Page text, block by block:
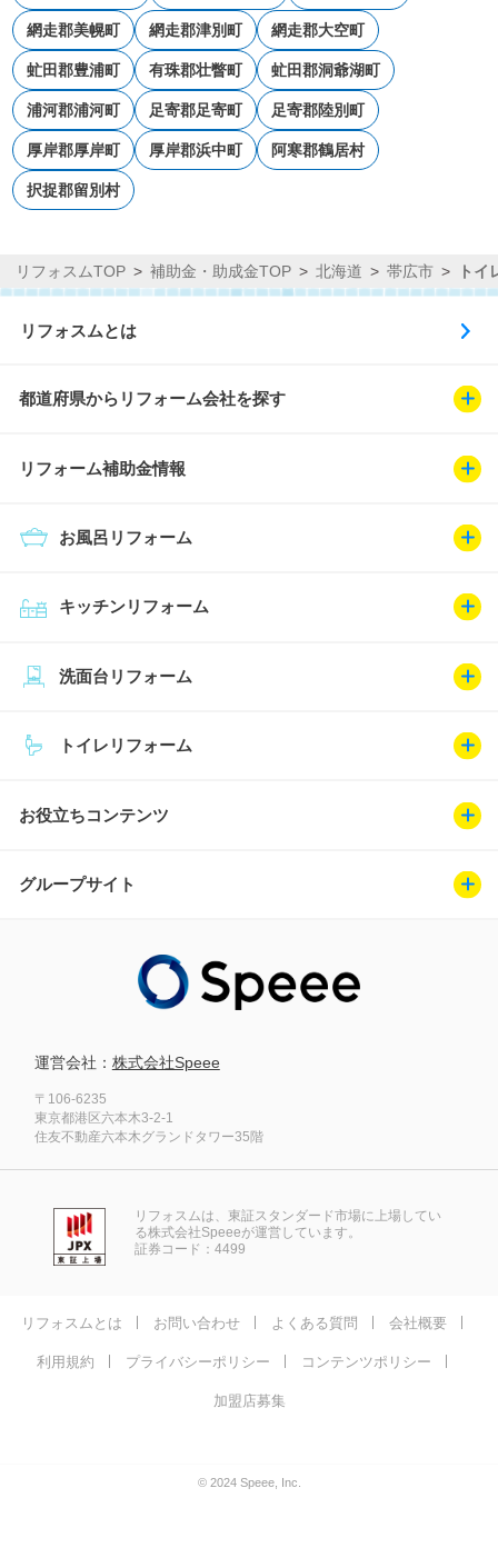
網走郡美幌町 網走郡津別町 網走郡大空町
虻田郡豊浦町 有珠郡壮瞥町 虻田郡洞爺湖町
浦河郡浦河町 足寄郡足寄町 足寄郡陸別町
厚岸郡厚岸町 厚岸郡浜中町 阿寒郡鶴居村
択捉郡留別村
リフォスムTOP 補助金・助成金TOP 北海道 帯広市 トイ
リフォスムとは
都道府県からリフォーム会社を探す
リフォーム補助金情報
キッチンリフォーム
お風呂リフォーム
トイレリフォーム
洗面台リフォーム
お役立ちコンテンツ
グループサイト
運営会社： 株式会社Speee
〒106-6235
東京都港区六本木3-2-1
住友不動産六本木グランドタワー35階
リフォスムは、東証スタンダード市場に上場してい
る株式会社Speeeが運営しています。
証券コード：4499
リフォスムとは お問い合わせ よくある質問 会社概要
利用規約 プライバシーポリシー コンテンツポリシー
加盟店募集
© 2024 Speee, Inc.